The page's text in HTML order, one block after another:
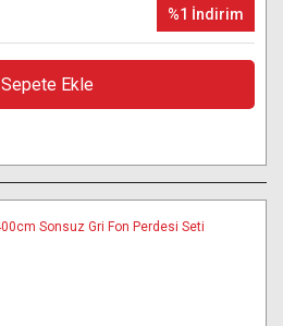
%1 İndirim
Sepete Ekle